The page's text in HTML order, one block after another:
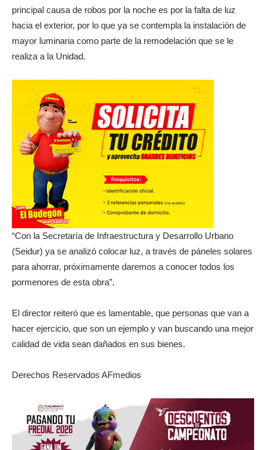
principal causa de robos por la noche es por la falta de luz
hacia el exterior, por lo que ya se contempla la instalación de
mayor luminaria como parte de la remodelación que se le
realiza a la Unidad.
“Con la Secretaría de Infraestructura y Desarrollo Urbano
(Seidur) ya se analizó colocar luz, a través de páneles solares
para ahorrar, próximamente daremos a conocer todos los
pormenores de esta obra”.
El director reiteró que es lamentable, que personas que van a
hacer ejercicio, que son un ejemplo y van buscando una mejor
calidad de vida sean dañados en sus bienes.
Derechos Reservados AFmedios